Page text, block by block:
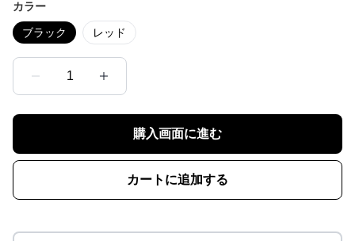
カラー
ブラック レッド
1
購入画面に進む
カートに追加する